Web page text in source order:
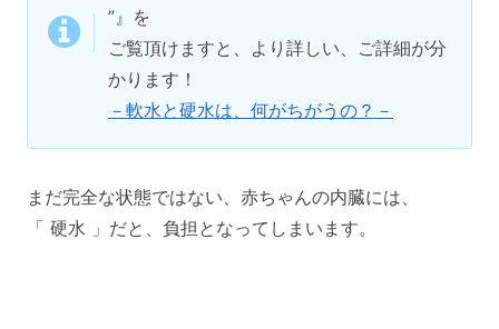
”』を
ご覧頂けますと、より詳しい、ご詳細が分
かります！
－軟水と硬水は、何がちがうの？－
まだ完全な状態ではない、赤ちゃんの内臓には、
「 硬水 」だと、負担となってしまいます。